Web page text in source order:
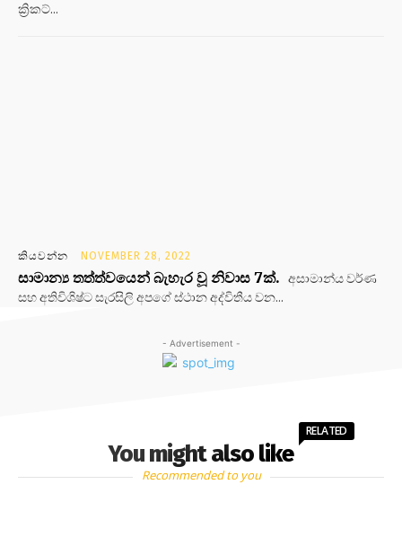
ක්‍රිකට්...
කියවන්න NOVEMBER 28, 2022
සාමාන්‍ය තත්ත්වයෙන් බැහැර වූ නිවාස 7ක්. අසාමාන්ය වර්ණ
සහ අතිවිශිෂ්ට සැරසිලි අපගේ ස්ථාන අද්විතීය වන...
- Advertisement -
You might also like
RELATED
Recommended to you